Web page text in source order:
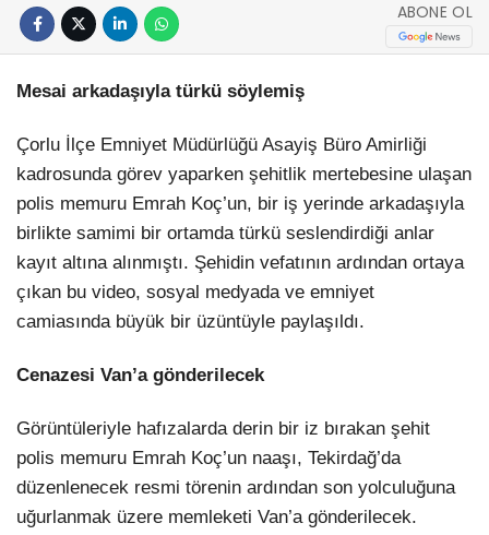
ABONE OL
Mesai arkadaşıyla türkü söylemiş
Çorlu İlçe Emniyet Müdürlüğü Asayiş Büro Amirliği
kadrosunda görev yaparken şehitlik mertebesine ulaşan
polis memuru Emrah Koç’un, bir iş yerinde arkadaşıyla
birlikte samimi bir ortamda türkü seslendirdiği anlar
kayıt altına alınmıştı. Şehidin vefatının ardından ortaya
çıkan bu video, sosyal medyada ve emniyet
camiasında büyük bir üzüntüyle paylaşıldı.
Cenazesi Van’a gönderilecek
Görüntüleriyle hafızalarda derin bir iz bırakan şehit
polis memuru Emrah Koç’un naaşı, Tekirdağ’da
düzenlenecek resmi törenin ardından son yolculuğuna
uğurlanmak üzere memleketi Van’a gönderilecek.